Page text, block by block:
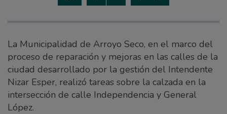
La Municipalidad de Arroyo Seco, en el marco del
proceso de reparación y mejoras en las calles de la
ciudad desarrollado por la gestión del Intendente
Nizar Esper, realizó tareas sobre la calzada en la
intersección de calle Independencia y General
López.